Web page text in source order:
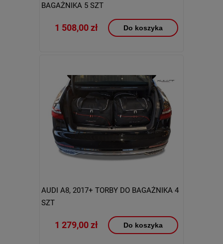
BAGAŻNIKA 5 SZT
1 508,00 zł Do koszyka
AUDI A8, 2017+ TORBY DO BAGAŻNIKA 4
SZT
1 279,00 zł Do koszyka